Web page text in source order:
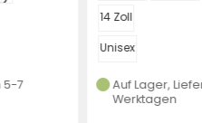
5-7
14 Zoll
Unisex
Auf Lager,
Werktagen